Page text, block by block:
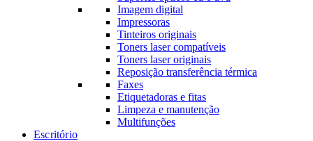
Imagem digital
Impressoras
Tinteiros originais
Toners laser compatíveis
Toners laser originais
Reposição transferência térmica
Faxes
Etiquetadoras e fitas
Limpeza e manutenção
Multifunções
Escritório